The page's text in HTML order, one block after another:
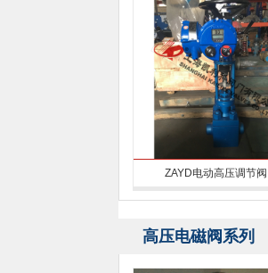
ZAYD电动高压调节阀
高压电磁阀系列